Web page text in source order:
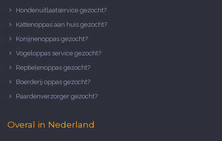
Hondenuitlaatservice gezocht?
Kattenoppas aan huis gezocht?
Konijnenoppas gezocht?
Vogeloppas service gezocht?
Reptielenoppas gezocht?
Boerderij oppas gezocht?
Paardenverzorger gezocht?
Overal in Nederland